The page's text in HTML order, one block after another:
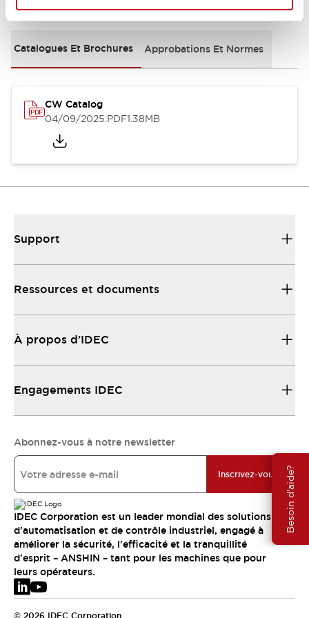
Besoin d'aide?
Catalogues Et Brochures Approbations Et Normes
CW Catalog
04/09/2025.PDF1.38MB
Support
Ressources et documents
À propos d’IDEC
Engagements IDEC
Abonnez-vous à notre newsletter
Inscrivez-vous
IDEC Corporation est un leader mondial des solutions
d'automatisation et de contrôle industriel, engagé à
améliorer la sécurité, l'efficacité et la tranquillité
d'esprit – ANSHIN – tant pour les machines que pour
leurs opérateurs.